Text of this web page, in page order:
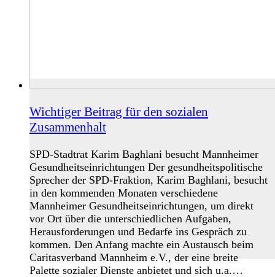
Wichtiger Beitrag für den sozialen
Zusammenhalt
SPD-Stadtrat Karim Baghlani besucht Mannheimer
Gesundheitseinrichtungen Der gesundheitspolitische
Sprecher der SPD-Fraktion, Karim Baghlani, besucht
in den kommenden Monaten verschiedene
Mannheimer Gesundheitseinrichtungen, um direkt
vor Ort über die unterschiedlichen Aufgaben,
Herausforderungen und Bedarfe ins Gespräch zu
kommen. Den Anfang machte ein Austausch beim
Caritasverband Mannheim e.V., der eine breite
Palette sozialer Dienste anbietet und sich u.a.…